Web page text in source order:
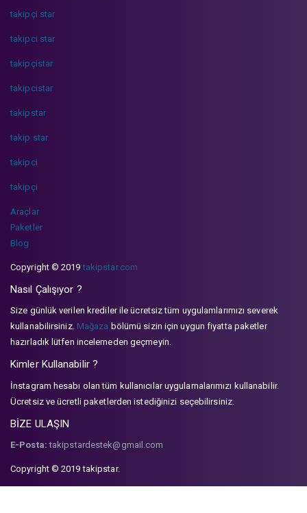
takipçi star
takipci star
takipçistar
takipcistar
takipstar
takip star
takipci
takipçi
Araçlar
Paketler
Blog
Copyright © 2019takipstar.com
Nasıl Çalışıyor ?
Size günlük verilen krediler ile ücretsiz tüm uygulamlarımızı severek
kullanabilirsiniz. Mağaza bölümü sizin için uygun fiyatta paketler
hazırladık lütfen incelemeden geçmeyin.
Kimler Kullanabilir ?
İnstagram hesabı olan tüm kullanıcılar uygulamalarımızı kullanabilir.
Ücretsiz ve ücretli paketlerden istediğinizi seçebilirsiniz.
BİZE ULAŞIN
E-Posta: takipstardestek@gmail.com
Copyright © 2019 takipstar.